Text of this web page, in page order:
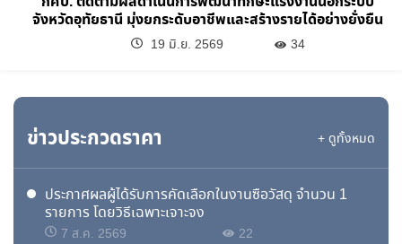
จังหวัดอุทัยธานี มุ่งยกระดับอาชีพและสร้างรายได้อย่างยั่งยืน
19 มิ.ย. 2569 34
ข่าวประกวดราคา + ดูทั้งหมด
ประกาศผลผู้ได้รับการคัดเลือกในงานซื้อวัสดุ จำนวน 1
รายการ โดยวิธีเฉพาะเจาะจง
7 ส.ค. 2569 22